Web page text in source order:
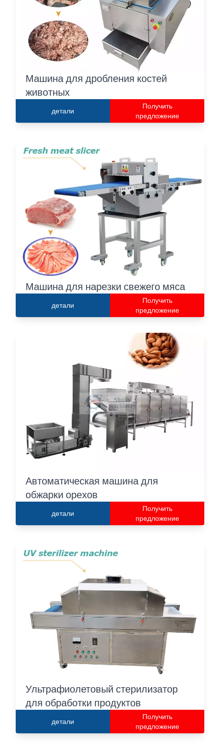
Машина для дробления костей
животных
детали
Получить
предложение
Машина для нарезки свежего мяса
детали
Получить
предложение
Автоматическая машина для
обжарки орехов
детали
Получить
предложение
Ультрафиолетовый стерилизатор
для обработки продуктов
детали
Получить
предложение